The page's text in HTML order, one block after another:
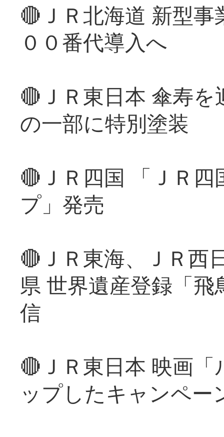
🔴ＪＲ北海道 新型
００番代導入へ
🔴ＪＲ東日本 傘寿
の一部に特別塗装
🔴ＪＲ四国 「ＪＲ
プ」発売
🔴ＪＲ東海、ＪＲ西
県 世界遺産登録「
信
🔴ＪＲ東日本 映画
ップしたキャンペー